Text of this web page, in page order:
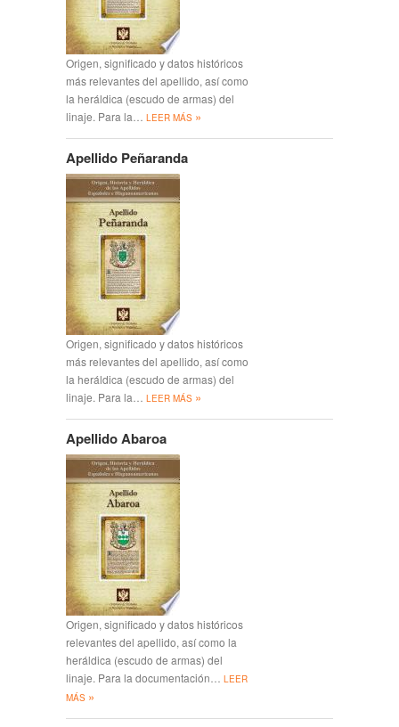
Origen, significado y datos históricos
más relevantes del apellido, así como
la heráldica (escudo de armas) del
linaje. Para la…
LEER MÁS »
Apellido Peñaranda
Origen, significado y datos históricos
más relevantes del apellido, así como
la heráldica (escudo de armas) del
linaje. Para la…
LEER MÁS »
Apellido Abaroa
Origen, significado y datos históricos
relevantes del apellido, así como la
heráldica (escudo de armas) del
linaje. Para la documentación…
LEER
MÁS »